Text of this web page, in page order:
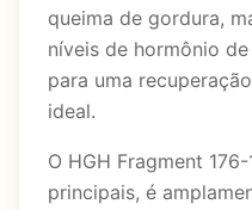
queima de gordura,
níveis de hormônio
para uma
ideal.
O HGH Fragment
principais, é